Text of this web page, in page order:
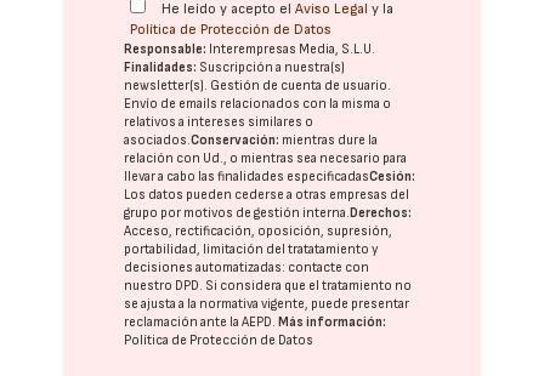
He leído y acepto elAviso Legal y la
Política de Protección de Datos
Responsable: Interempresas Media, S.L.U.
Finalidades: Suscripción a nuestra(s)
newsletter(s). Gestión de cuenta de usuario.
Envío de emails relacionados con la misma o
relativos a intereses similares o
asociados.Conservación: mientras dure la
relación con Ud., o mientras sea necesario para
llevar a cabo las finalidades especificadasCesión:
Los datos pueden cederse a otras empresas del
grupo por motivos de gestión interna. Derechos:
Acceso, rectificación, oposición, supresión,
portabilidad, limitación del tratatamiento y
decisiones automatizadas: contacte con
nuestro DPD. Si considera que el tratamiento no
se ajusta a la normativa vigente, puede presentar
reclamación ante laAEPD. Más información:
Política de Protección de Datos